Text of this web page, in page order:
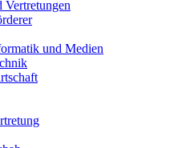
Vertretungen
und Medien